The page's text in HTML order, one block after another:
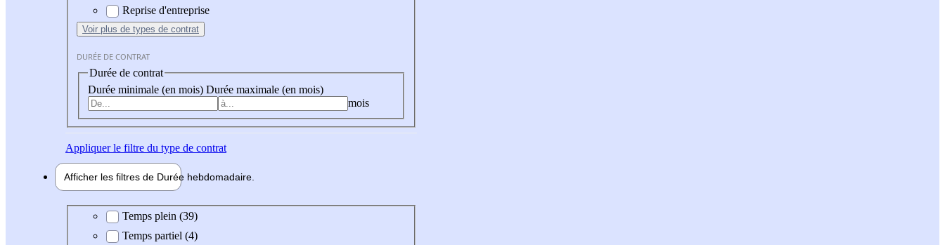
Reprise d'entreprise
Voir plus de types de contrat
DURÉE DE CONTRAT
Durée de contrat
Durée minimale (en mois) Durée maximale (en mois)
mois
Appliquerle filtre du type de contrat
Afficher les filtres de Durée hebdomadaire
Durée hebdomadaire
Temps plein (39)
Temps partiel (4)